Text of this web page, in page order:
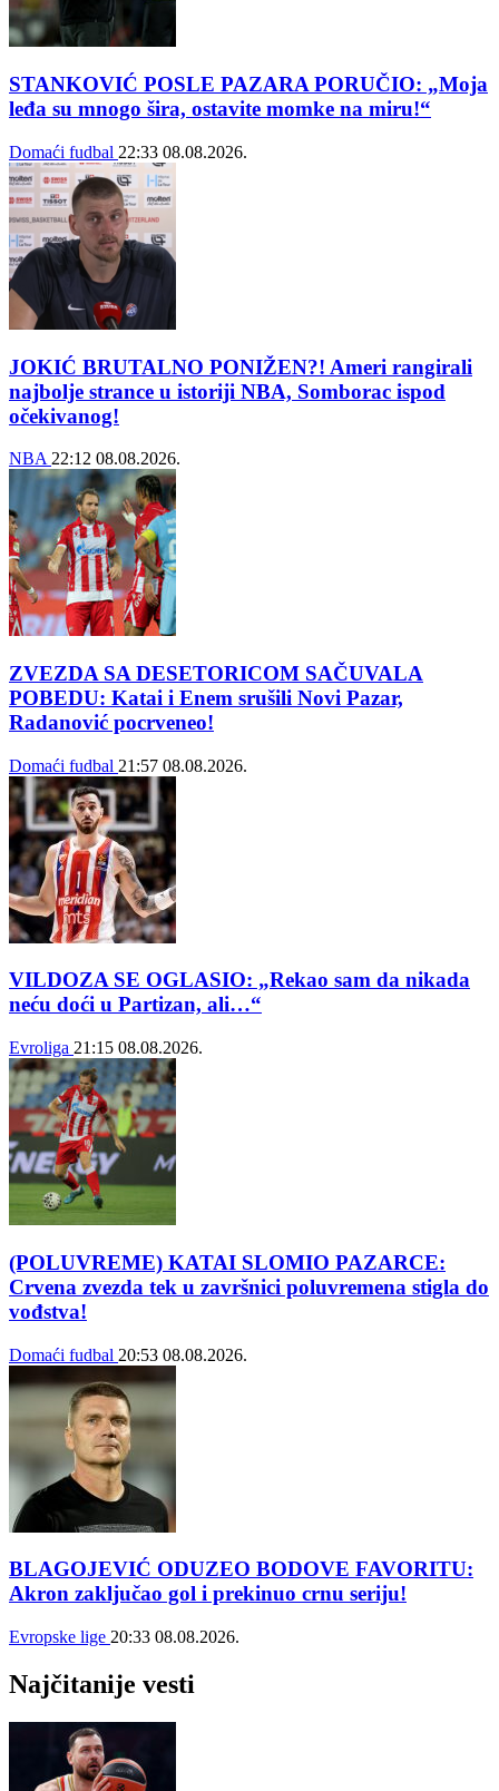
STANKOVIĆ POSLE PAZARA PORUČIO: „Moja
leđa su mnogo šira, ostavite momke na miru!“
Domaći fudbal 22:33 08.08.2026.
JOKIĆ BRUTALNO PONIŽEN?! Ameri rangirali
najbolje strance u istoriji NBA, Somborac ispod
očekivanog!
NBA 22:12 08.08.2026.
ZVEZDA SA DESETORICOM SAČUVALA
POBEDU: Katai i Enem srušili Novi Pazar,
Radanović pocrveneo!
Domaći fudbal 21:57 08.08.2026.
VILDOZA SE OGLASIO: „Rekao sam da nikada
neću doći u Partizan, ali…“
Evroliga 21:15 08.08.2026.
(POLUVREME) KATAI SLOMIO PAZARCE:
Crvena zvezda tek u završnici poluvremena stigla do
vođstva!
Domaći fudbal 20:53 08.08.2026.
BLAGOJEVIĆ ODUZEO BODOVE FAVORITU:
Akron zaključao gol i prekinuo crnu seriju!
Evropske lige 20:33 08.08.2026.
Najčitanije vesti